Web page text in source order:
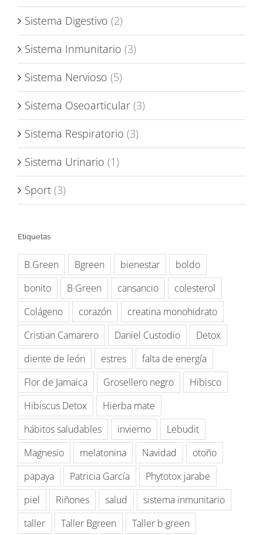
Sistema Digestivo (2)
Sistema Inmunitario (3)
Sistema Nervioso (5)
Sistema Oseoarticular (3)
Sistema Respiratorio (3)
Sistema Urinario (1)
Sport (3)
Etiquetas
B.Green Bgreen bienestar
boldo
bonito
B·Green cansancio
colesterol
Colágeno
corazón
creatina monohidrato
Cristian Camarero
Daniel Custodio
Detox
diente de león
estres
falta de energía
Flor de Jamaica
Grosellero negro
Hibisco
Hibiscus Detox
Hierba mate
hábitos saludables
invierno
Lebudit
Magnesio
melatonina Navidad
otoño
papaya
Patricia García
Phytotox jarabe
piel
Riñones salud
sistema inmunitario
taller
Taller Bgreen
Taller b·green